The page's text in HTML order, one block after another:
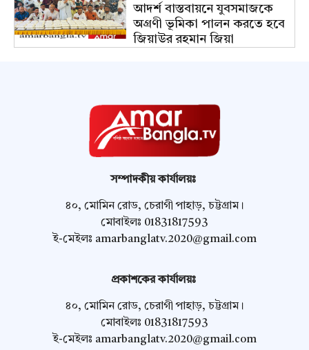
আদর্শ বাস্তবায়নে যুবসমাজকে
অগ্রণী ভূমিকা পালন করতে হবে
জিয়াউর রহমান জিয়া
সম্পাদকীয় কার্যালয়ঃ
৪০, মোমিন রোড, চেরাগী পাহাড়, চট্টগ্রাম।
মোবাইলঃ 01831817593
ই-মেইলঃ amarbanglatv.2020@gmail.com
প্রকাশকের কার্যালয়ঃ
৪০, মোমিন রোড, চেরাগী পাহাড়, চট্টগ্রাম।
মোবাইলঃ 01831817593
ই-মেইলঃ amarbanglatv.2020@gmail.com